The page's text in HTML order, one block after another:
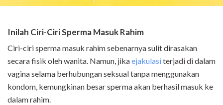
Inilah Ciri-Ciri Sperma Masuk Rahim
Ciri-ciri sperma masuk rahim sebenarnya sulit dirasakan
secara fisik oleh wanita. Namun, jikaejakulasiterjadi di dalam
vagina selama berhubungan seksual tanpa menggunakan
kondom, kemungkinan besar sperma akan berhasil masuk ke
dalam rahim.